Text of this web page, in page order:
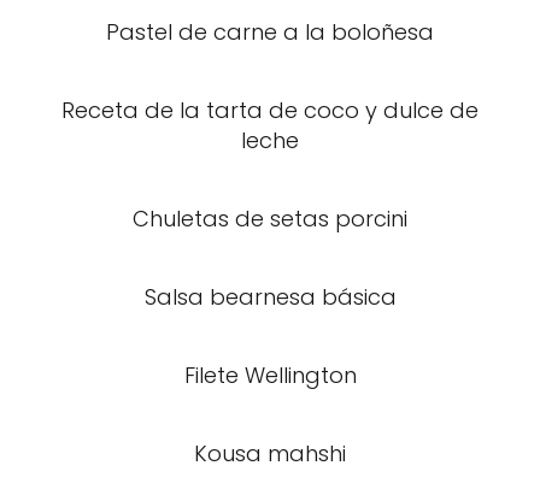
Pastel de carne a la boloñesa
Receta de la tarta de coco y dulce de
leche
Chuletas de setas porcini
Salsa bearnesa básica
Filete Wellington
Kousa mahshi